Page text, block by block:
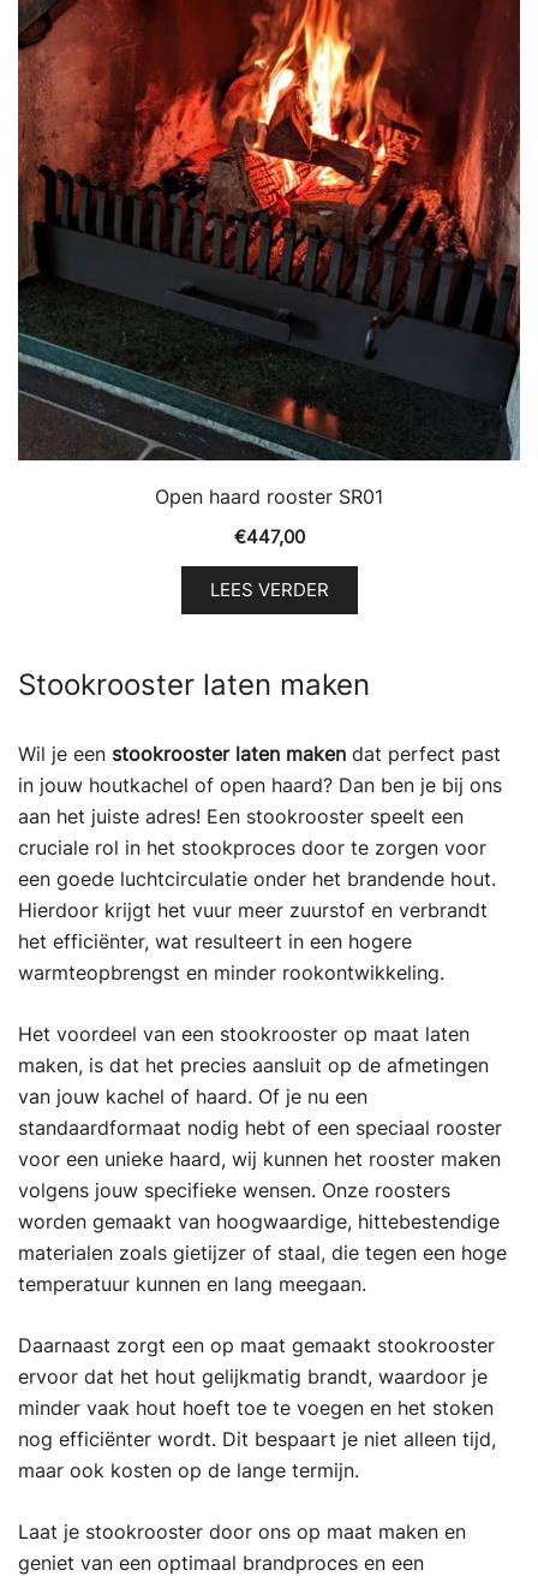
Open haard rooster SR01
€447,00
LEES VERDER
Stookrooster laten maken
Wil je een stookrooster laten maken dat perfect past
in jouw houtkachel of open haard? Dan ben je bij ons
aan het juiste adres! Een stookrooster speelt een
cruciale rol in het stookproces door te zorgen voor
een goede luchtcirculatie onder het brandende hout.
Hierdoor krijgt het vuur meer zuurstof en verbrandt
het efficiënter, wat resulteert in een hogere
warmteopbrengst en minder rookontwikkeling.
Het voordeel van een stookrooster op maat laten
maken, is dat het precies aansluit op de afmetingen
van jouw kachel of haard. Of je nu een
standaardformaat nodig hebt of een speciaal rooster
voor een unieke haard, wij kunnen het rooster maken
volgens jouw specifieke wensen. Onze roosters
worden gemaakt van hoogwaardige, hittebestendige
materialen zoals gietijzer of staal, die tegen een hoge
temperatuur kunnen en lang meegaan.
Daarnaast zorgt een op maat gemaakt stookrooster
ervoor dat het hout gelijkmatig brandt, waardoor je
minder vaak hout hoeft toe te voegen en het stoken
nog efficiënter wordt. Dit bespaart je niet alleen tijd,
maar ook kosten op de lange termijn.
Laat je stookrooster door ons op maat maken en
geniet van een optimaal brandproces en een